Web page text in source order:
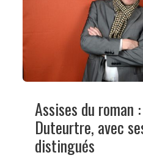
Assises du roman
Duteurtre, avec
distingués